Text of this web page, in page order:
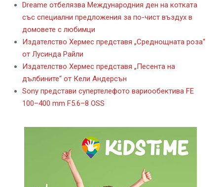
Dreame отбелязва Международния ден на котката
със специални предложения за по-чист въздух в
домовете с любимци
Издателство Хермес представя „Среднощната роза“
от Лусинда Райли
Издателство Хермес представя „Песента на
дълбините“ от Кели Андерсън
Sony представи супертелефото вариообектива FE
100–400 mm F5.6–8 OSS